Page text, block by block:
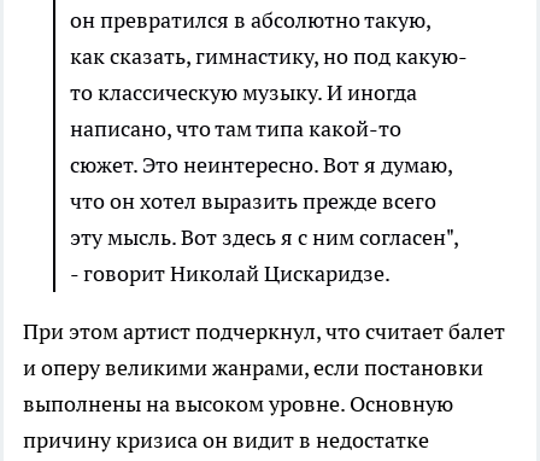
он превратился в абсолютно такую,
как сказать, гимнастику, но под какую-
то классическую музыку. И иногда
написано, что там типа какой-то
сюжет. Это неинтересно. Вот я думаю,
что он хотел выразить прежде всего
эту мысль. Вот здесь я с ним согласен",
- говорит Николай Цискаридзе.
При этом артист подчеркнул, что считает балет
и оперу великими жанрами, если постановки
выполнены на высоком уровне. Основную
причину кризиса он видит в недостатке